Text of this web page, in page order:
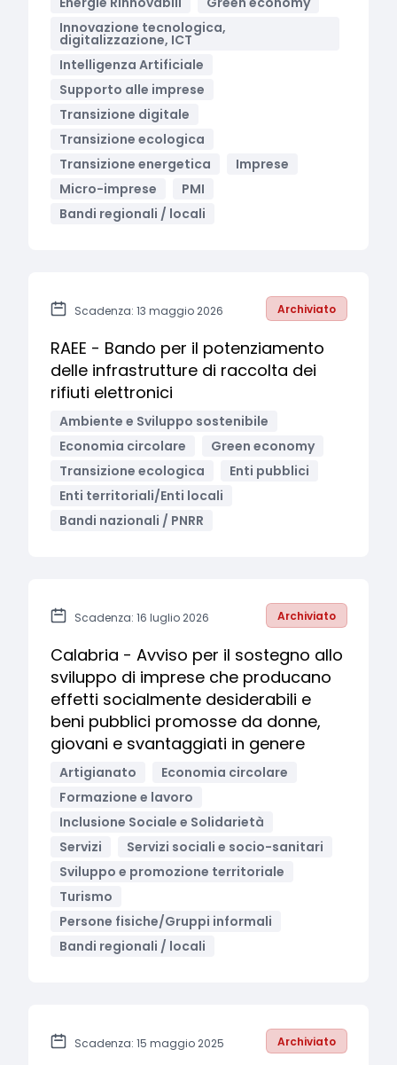
Innovazione tecnologica,
digitalizzazione, ICT
Intelligenza Artificiale
Supporto alle imprese
Transizione digitale
Transizione ecologica
Transizione energetica
Imprese
Micro-imprese
PMI
Bandi regionali / locali
Scadenza: 13 maggio 2026 Archiviato
RAEE - Bando per il potenziamento
delle infrastrutture di raccolta dei
rifiuti elettronici
Ambiente e Sviluppo sostenibile
Economia circolare
Green economy
Transizione ecologica
Enti pubblici
Enti territoriali/Enti locali
Bandi nazionali / PNRR
Scadenza: 16 luglio 2026 Archiviato
Calabria - Avviso per il sostegno allo
sviluppo di imprese che producano
effetti socialmente desiderabili e
beni pubblici promosse da donne,
giovani e svantaggiati in genere
Artigianato
Economia circolare
Formazione e lavoro
Inclusione Sociale e Solidarietà
Servizi
Servizi sociali e socio-sanitari
Sviluppo e promozione territoriale
Turismo
Persone fisiche/Gruppi informali
Bandi regionali / locali
Scadenza: 15 maggio 2025 Archiviato